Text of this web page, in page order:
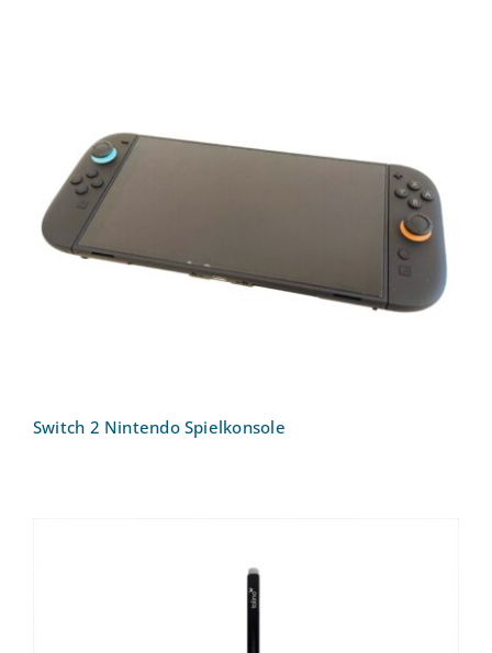
Switch 2 Nintendo Spielkonsole